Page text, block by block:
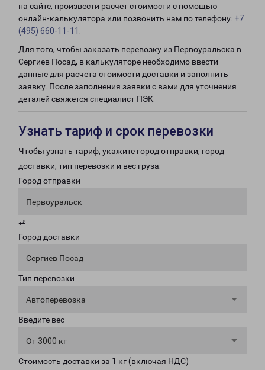
на сайте, произвести расчет стоимости с помощью
онлайн-калькулятора или позвонить нам по телефону: +7
(495) 660-11-11
Для того, чтобы заказать перевозку из Первоуральска в
Сергиев Посад, в калькуляторе необходимо ввести
данные для расчета стоимости доставки и заполнить
заявку. После заполнения заявки с вами для уточнения
деталей свяжется специалист ПЭК.
Узнать тариф и срок перевозки
Чтобы узнать тариф, укажите город отправки, город
доставки, тип перевозки и вес груза.
Город отправки
Первоуральск
⇄
Город доставки
Сергиев Посад
Тип перевозки
Автоперевозка
Введите вес
От 3000 кг
Стоимость доставки за 1 кг (включая НДС)